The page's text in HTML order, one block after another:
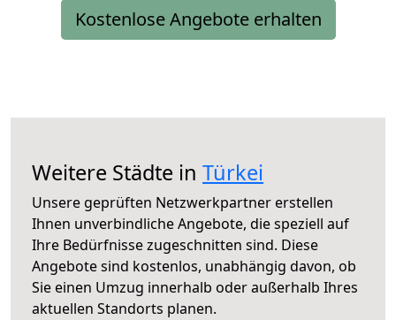
Kostenlose Angebote erhalten
Weitere Städte in Türkei
Unsere geprüften Netzwerkpartner erstellen
Ihnen unverbindliche Angebote, die speziell auf
Ihre Bedürfnisse zugeschnitten sind. Diese
Angebote sind kostenlos, unabhängig davon, ob
Sie einen Umzug innerhalb oder außerhalb Ihres
aktuellen Standorts planen.